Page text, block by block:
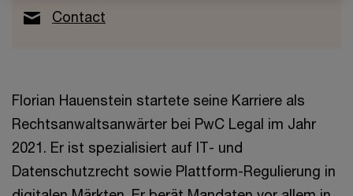
Contact
Florian Hauenstein startete seine Karriere als
Rechtsanwaltsanwärter bei PwC Legal im Jahr
2021. Er ist spezialisiert auf IT- und
Datenschutzrecht sowie Plattform-Regulierung in